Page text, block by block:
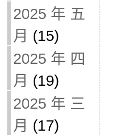
2025 年 五
月 (15)
2025 年 四
月 (19)
2025 年 三
月 (17)